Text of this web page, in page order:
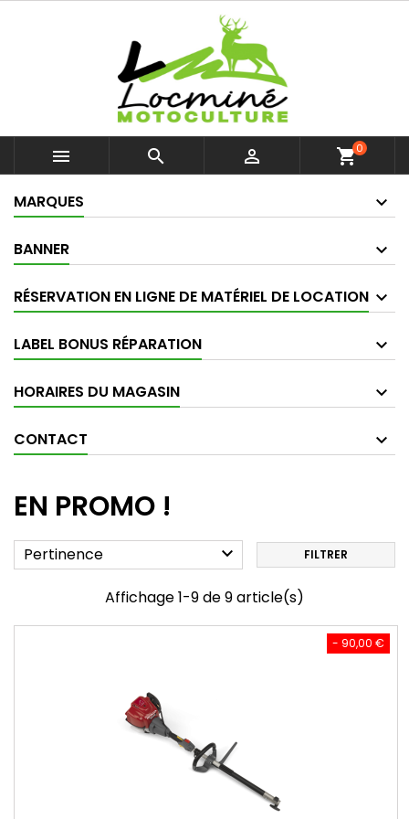
   shopping_cart0
MARQUES
BANNER
RÉSERVATION EN LIGNE DE MATÉRIEL DE LOCATION
LABEL BONUS RÉPARATION
HORAIRES DU MAGASIN
CONTACT
EN PROMO !
Pertinence  FILTRER
Affichage 1-9 de 9 article(s)
- 90,00 €